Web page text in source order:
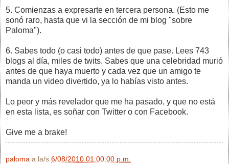
5. Comienzas a expresarte en tercera persona. (Esto me
sonó raro, hasta que vi la sección de mi blog "sobre
Paloma").
6. Sabes todo (o casi todo) antes de que pase. Lees 743
blogs al día, miles de twits. Sabes que una celebridad murió
antes de que haya muerto y cada vez que un amigo te
manda un video divertido, ya lo habías visto antes.
Lo peor y más revelador que me ha pasado, y que no está
en esta lista, es soñar con Twitter o con Facebook.
Give me a brake!
paloma a la/s 6/08/2010 01:00:00 p.m.